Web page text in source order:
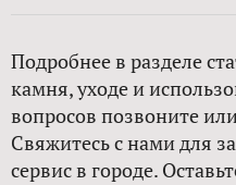
Подробнее в разделе
камня, уходе и
вопросов позвоните
Свяжитесь с нами для
сервис в городе.